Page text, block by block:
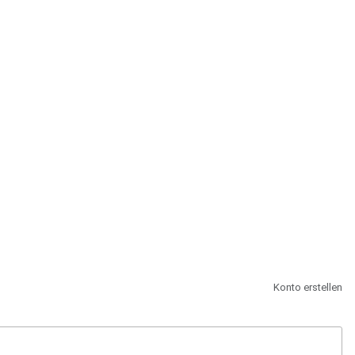
Konto erstellen